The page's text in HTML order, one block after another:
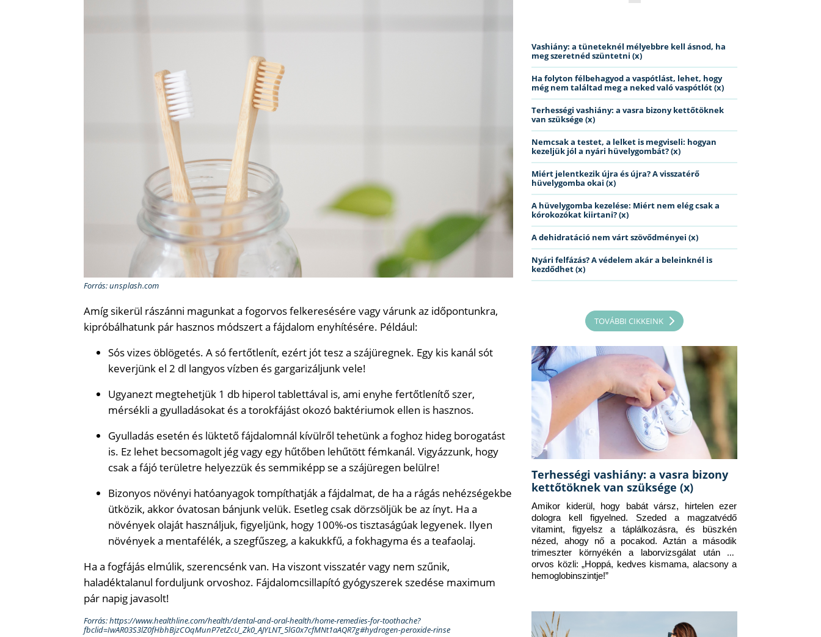
Forrás: unsplash.com
Amíg sikerül rászánni magunkat a fogorvos felkeresésére vagy várunk az időpontunkra,
kipróbálhatunk pár hasznos módszert a fájdalom enyhítésére. Például:
Sós vizes öblögetés. A só fertőtlenít, ezért jót tesz a szájüregnek. Egy kis kanál sót
keverjünk el 2 dl langyos vízben és gargarizáljunk vele!
Ugyanezt megtehetjük 1 db hiperol tablettával is, ami enyhe fertőtlenítő szer,
mérsékli a gyulladásokat és a torokfájást okozó baktériumok ellen is hasznos.
Gyulladás esetén és lüktető fájdalomnál kívülről tehetünk a foghoz hideg borogatást
is. Ez lehet becsomagolt jég vagy egy hűtőben lehűtött fémkanál. Vigyázzunk, hogy
csak a fájó területre helyezzük és semmiképp se a szájüregen belülre!
Bizonyos növényi hatóanyagok tompíthatják a fájdalmat, de ha a rágás nehézségekbe
ütközik, akkor óvatosan bánjunk velük. Esetleg csak dörzsöljük be az ínyt. Ha a
növények olaját használjuk, figyeljünk, hogy 100%-os tisztaságúak legyenek. Ilyen
növények a mentafélék, a szegfűszeg, a kakukkfű, a fokhagyma és a teafaolaj.
Ha a fogfájás elmúlik, szerencsénk van. Ha viszont visszatér vagy nem szűnik,
haladéktalanul forduljunk orvoshoz. Fájdalomcsillapító gyógyszerek szedése maximum
pár napig javasolt!
Forrás: https://www.healthline.com/health/dental-and-oral-health/home-remedies-for-toothache?
fbclid=IwAR03S3lZ0fHbhBjzCOqMunP7etZcU_Zk0_AJYLNT_5lG0x7cfMNt1aAQR7g#hydrogen-peroxide-rinse
Vashiány: a tüneteknél mélyebbre kell ásnod, ha
meg szeretnéd szüntetni (x)
Ha folyton félbehagyod a vaspótlást, lehet, hogy
még nem találtad meg a neked való vaspótlót (x)
Terhességi vashiány: a vasra bizony kettőtöknek
van szüksége (x)
Nemcsak a testet, a lelket is megviseli: hogyan
kezeljük jól a nyári hüvelygombát? (x)
Miért jelentkezik újra és újra? A visszatérő
hüvelygomba okai (x)
A hüvelygomba kezelése: Miért nem elég csak a
kórokozókat kiirtani? (x)
A dehidratáció nem várt szövődményei (x)
Nyári felfázás? A védelem akár a beleinknél is
kezdődhet (x)
TOVÁBBI CIKKEINK
Terhességi vashiány: a vasra bizony
kettőtöknek van szüksége (x)
Amikor kiderül, hogy babát vársz, hirtelen ezer
dologra kell figyelned. Szeded a magzatvédő
vitamint, figyelsz a táplálkozásra, és büszkén
nézed, ahogy nő a pocakod. Aztán a második
trimeszter környékén a laborvizsgálat után az
orvos közli: „Hoppá, kedves kismama, alacsony a
hemoglobinszintje!”